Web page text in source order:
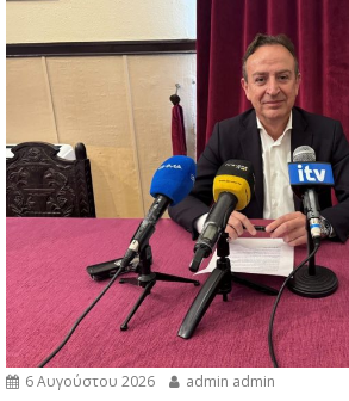
6 Αυγούστου 2026 admin admin